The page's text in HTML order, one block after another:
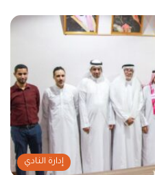
إدارة النادي